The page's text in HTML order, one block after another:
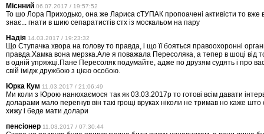
Міснний 06.07.2017 / 19:57:52
То шо Лора Приходько, она же Лариса сТУПАК пропоачені активісти то вже
знає... гнати в шию сепаратистів стх із москальом на пару
Надія 14.03.2017 / 19:23:32
Що Ступачка хвора на голову то правда, і що її бояться правоохоронні
правда.Хамка вона мерзка.Але я поважала Пересоляка, а тепер в шоці від
в одній упряжці.Пане Пересоляк подумайте, адже по друзям судять і про
свій імідж дружбою з цією особою.
Юрка Кум 11.03.2017 / 21:06:49
Ми коли з Юрою нанюхаємося так як 03.03.2017р то готові всім давати
доларами мало перегнув він такі грощі вруках ніколи не тримав но каже што
хижу і беде мати долари
пенсіонер 11.03.2017 / 07:30:44